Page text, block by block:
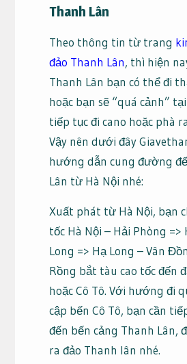
Thanh Lân
Theo thông tin từ trang
đảo Thanh Lân, thì hiện
Thanh Lân bạn có thể đi
hoặc bạn sẽ “quá cảnh”
tiếp tục đi cano hoặc phà
Vậy nên dưới đây
hướng dẫn cung đường
Lân từ Hà Nội nhé:
Xuất phát từ Hà Nội, bạn
tốc Hà Nội – Hải Phòng =>
Long => Hạ Long – Vân
Rồng bắt tàu cao tốc đến
hoặc Cô Tô. Với hướng đi
cập bến Cô Tô, bạn cần
đến bến cảng Thanh Lân,
ra đảo Thanh lân nhé.